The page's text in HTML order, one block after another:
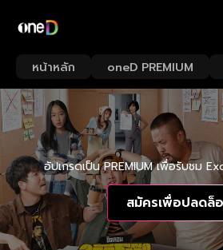
หน้าหลัก oneD PREMIUM
อัปเกรดเป็น PREMIUM เพื่อรับชม
สมัครเพื่อปลดล็